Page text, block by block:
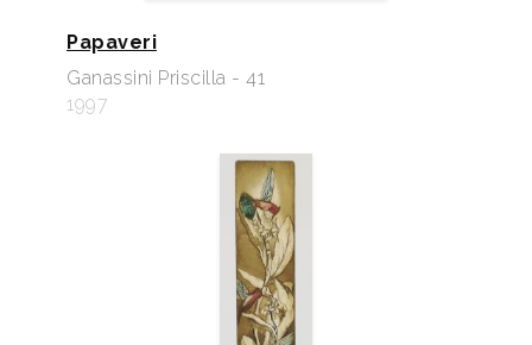
Papaveri
Ganassini Priscilla - 41
1997